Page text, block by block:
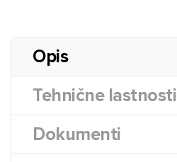
Opis
Tehnične lastnosti
Dokumenti